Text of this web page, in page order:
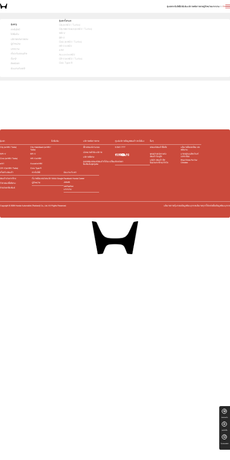
รุ่นรถเทคโนโลยีโปรโมชันบริการหลังการขายผู้จำหน่ายบทความENTH
รุ่นรถ
เทคโนโลยี
โปรโมชัน
บริการหลังการขาย
ผู้จำหน่าย
บทความ
เกี่ยวกับฮอนด้า
อื่นๆ
ติดต่อเรา
ร่วมงานกับเรา
รุ่นรถทั้งหมด
City (e:HEV / Turbo)
City Hatchback (e:HEV / Turbo)
WR-V
BR-V
Civic (e:HEV / Turbo)
HR-V e:HEV
e:N1
Accord e:HEV
CR-V (e:HEV / Turbo)
Civic Type R
ทดลองขับ
สนใจซื้อ
ใบเสนอราคา
สัมผัสความสปอร์ต ด้วยตัวคุณเอง ทดลองขับเลย!
3 เลือกคันที่ใช่
รุ่นรถ
City (e:HEV / Turbo)
City Hatchback (e:HEV /
Turbo)
WR-V
BR-V
Civic (e:HEV / Turbo)
HR-V e:HEV
e:N1
Accord e:HEV
CR-V (e:HEV / Turbo)
Civic Type R
โปรโมชัน
บริการหลังการขาย
เช็กรถยนต์ตามระยะ
นัดหมายเข้ารับบริการ
บริการพิเศษ
ตรวจสอบรถยนต์ฮอนด้าที่ต้อง เปลี่ยน
ชิ้นส่วนในชุดถุงลม
ศูนย์บริการข้อมูลฮอนด้า 24 ชั่วโมง
0 2341 7777
ติดต่อเรา
อื่นๆ
รถยนต์ฮอนด้าใช้แล้ว
นโยบายสิ่งแวดล้อม และ
พลังงาน
ชุดอุปกรณ์ตกแต่ง​
ฮอนด้า โมดูโล
มาตรฐานผลิตภัณฑ์
ฉลากเขียว
บริษัท ฮอนด้า ลีส
ซิ่ง(ประเทศไทย) จำกัด
Blue Skies For Our
Children
เกี่ยวกับฮอนด้า
ฮอนด้าประเทศไทย
กิจกรรมเพื่อสังคม
ข่าวประชาสัมพันธ์
เทคโนโลยี
ที่มาพร้อมแอปและบริการของ Google
ผู้จำหน่าย
ร่วมงานกับเรา
Facebook Honda Career
Jobsdb
JobTopGun
บทความ
Copyright ©2026Honda Automobile (Thailand) Co., Ltd. All Rights Reserved. นโยบายการคุ้มครองข้อมูลส่วนบุคคลนโยบายคุกกี้ติดต่อเรื่องข้อมูลส่วนบุคคล